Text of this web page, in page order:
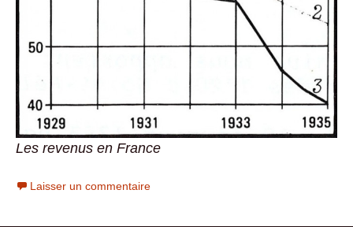
Les revenus en France
Laisser un commentaire